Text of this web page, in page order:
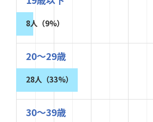
8人（9%）
20～29歳
28人（33%）
30～39歳